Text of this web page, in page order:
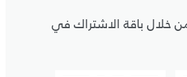
خلال باقة الاشتراك في